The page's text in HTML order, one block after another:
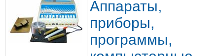
Аппараты,
приборы,
программы,